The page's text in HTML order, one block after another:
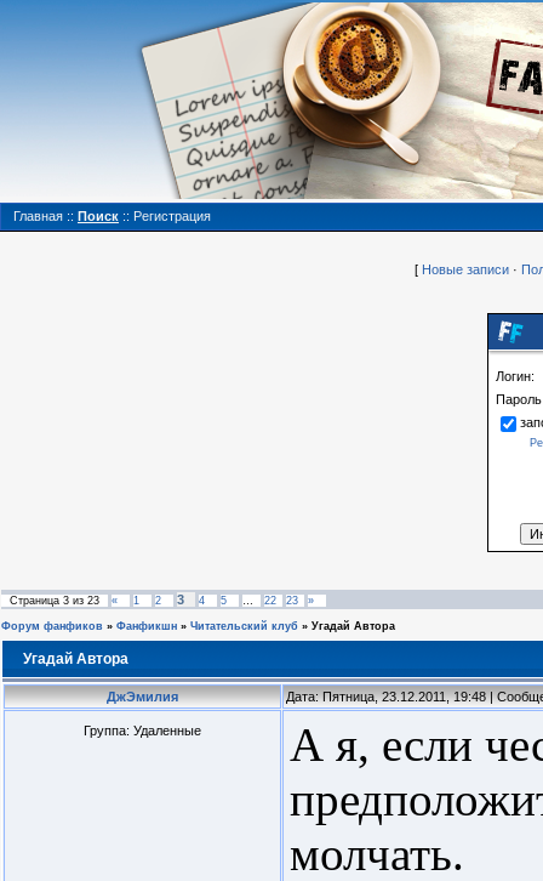
Главная :: Поиск :: Регистрация
[ Новые записи ·
Логин:
Страница 3 из 23 « 1 2 3 4 5 … 22 23 »
Форум фанфиков » Фанфикшн » Читательский клуб » Угадай Автора
Угадай Автора
ДжЭмилия Дата: Пятница, 23.12.2011, 19:48 |
Группа: Удаленные
А я, если
молчать.